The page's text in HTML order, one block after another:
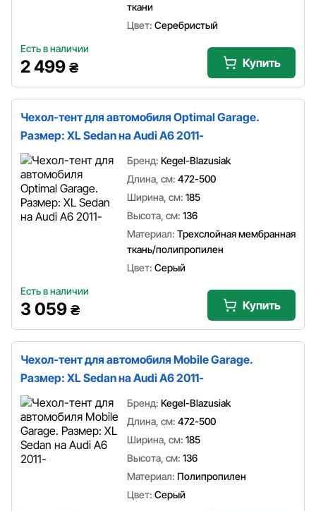
ткани
Цвет: Серебристый
Есть в наличии
2 499 ₴ Купить
Чехол-тент для автомобиля Optimal Garage.
Размер: XL Sedan на Audi A6 2011-
Бренд: Kegel-Blazusiak
Длина, см: 472-500
Ширина, см: 185
Высота, см: 136
Материал: Трехслойная мембранная
ткань/полипропилен
Цвет: Серый
Есть в наличии
3 059 ₴ Купить
Чехол-тент для автомобиля Mobile Garage.
Размер: XL Sedan на Audi A6 2011-
Бренд: Kegel-Blazusiak
Длина, см: 472-500
Ширина, см: 185
Высота, см: 136
Материал: Полипропилен
Цвет: Серый